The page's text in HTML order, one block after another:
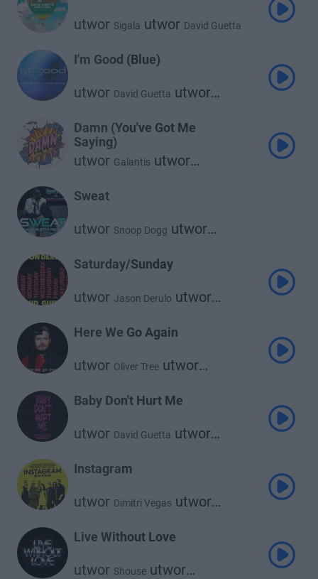
utwor Sigala utwor David Guetta
I'm Good (Blue)
utwor David Guetta utwor
Damn (You've Got Me
Saying)
utwor Galantis utwor
Sweat
utwor Snoop Dogg utwor
Saturday/Sunday
utwor Jason Derulo utwor
Here We Go Again
utwor Oliver Tree utwor
Baby Don't Hurt Me
utwor David Guetta utwor
Instagram
utwor Dimitri Vegas utwor
utwor Daddy Yankee
Live Without Love
utwor Shouse utwor